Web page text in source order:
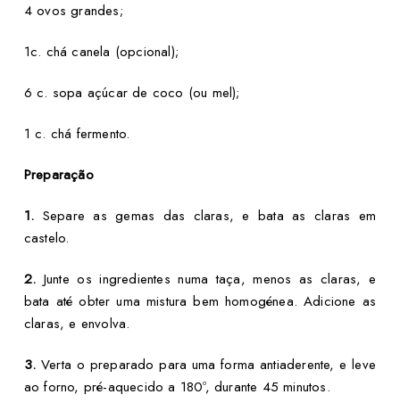
4 ovos grandes;
1c. chá canela (opcional);
6 c. sopa açúcar de coco (ou mel);
1 c. chá fermento.
Preparação
1. Separe as gemas das claras, e bata as claras em
castelo.
2. Junte os ingredientes numa taça, menos as claras, e
bata até obter uma mistura bem homogénea. Adicione as
claras, e envolva.
3. Verta o preparado para uma forma antiaderente, e leve
ao forno, pré-aquecido a 180º, durante 45 minutos.